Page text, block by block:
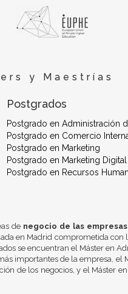
y Maestrías
Postgrados
Postgrado en Administración
Postgrado en Comercio
Postgrado en Marketing
Postgrado en Marketing Digital
Postgrado en Recursos
de negocio de las empresas
en Madrid comprometida con
se encuentran el Máster en
importantes de la empresa, el
de los negocios, y el Máster